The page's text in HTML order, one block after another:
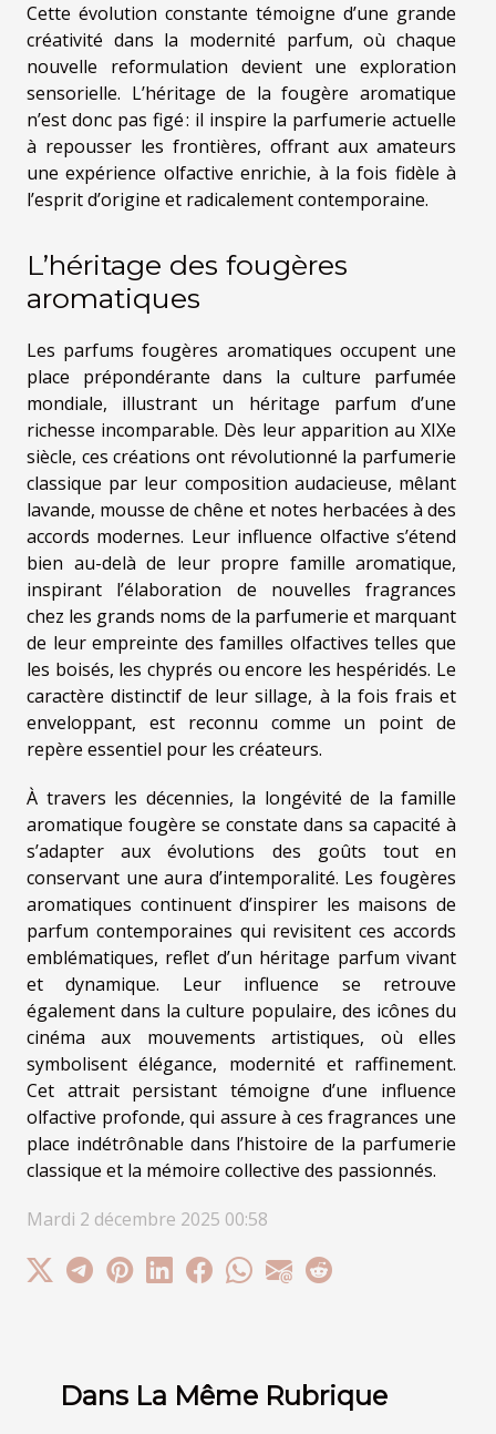
Cette évolution constante témoigne d’une grande
créativité dans la modernité parfum, où chaque
nouvelle reformulation devient une exploration
sensorielle. L’héritage de la fougère aromatique
n’est donc pas figé : il inspire la parfumerie actuelle
à repousser les frontières, offrant aux amateurs
une expérience olfactive enrichie, à la fois fidèle à
l’esprit d’origine et radicalement contemporaine.
L’héritage des fougères
aromatiques
Les parfums fougères aromatiques occupent une
place prépondérante dans la culture parfumée
mondiale, illustrant un héritage parfum d’une
richesse incomparable. Dès leur apparition au XIXe
siècle, ces créations ont révolutionné la parfumerie
classique par leur composition audacieuse, mêlant
lavande, mousse de chêne et notes herbacées à des
accords modernes. Leur influence olfactive s’étend
bien au-delà de leur propre famille aromatique,
inspirant l’élaboration de nouvelles fragrances
chez les grands noms de la parfumerie et marquant
de leur empreinte des familles olfactives telles que
les boisés, les chyprés ou encore les hespéridés. Le
caractère distinctif de leur sillage, à la fois frais et
enveloppant, est reconnu comme un point de
repère essentiel pour les créateurs.
À travers les décennies, la longévité de la famille
aromatique fougère se constate dans sa capacité à
s’adapter aux évolutions des goûts tout en
conservant une aura d’intemporalité. Les fougères
aromatiques continuent d’inspirer les maisons de
parfum contemporaines qui revisitent ces accords
emblématiques, reflet d’un héritage parfum vivant
et dynamique. Leur influence se retrouve
également dans la culture populaire, des icônes du
cinéma aux mouvements artistiques, où elles
symbolisent élégance, modernité et raffinement.
Cet attrait persistant témoigne d’une influence
olfactive profonde, qui assure à ces fragrances une
place indétrônable dans l’histoire de la parfumerie
classique et la mémoire collective des passionnés.
Mardi 2 décembre 2025 00:58
Dans La Même Rubrique